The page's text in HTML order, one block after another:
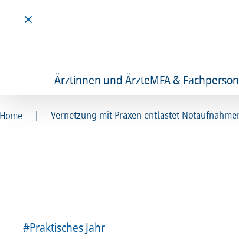
Ärztinnen und ÄrzteMFA &
Home | Vernetzung mit Praxen entlastet
#Praktisches Jahr